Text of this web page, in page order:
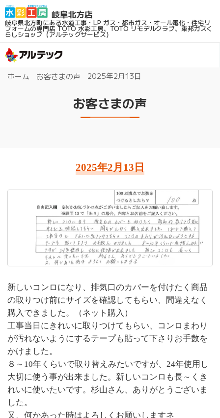
岐阜県北方町にある水道工事・LP ガス・都市ガス・オール電化・住宅リ
フォームの専門店TOTO 水彩工房、TOTO リモデルクラブ、東邦ガスく
らしショップ（アルテックサービス）
ホーム お客さまの声 2025年2月13日
お客さまの声
2025年2月13日
新しいコンロになり、排気口のカバーを付けたく商品
の取りつけ前にサイズを確認してもらい、間違えなく
購入できました。（ネット購入）
工事当日にきれいに取りつけてもらい、コンロまわり
が汚れないようにするテープも貼って下さりお手数を
かけました。
８～10年くらいで取り替えみたいですが、24年使用し
大切に使う事が出来ました。新しいコンロも長～くき
れいに使いたいです。杉山さん、ありがとうございま
した。
又、何かあった時はよろしくお願いしますネ